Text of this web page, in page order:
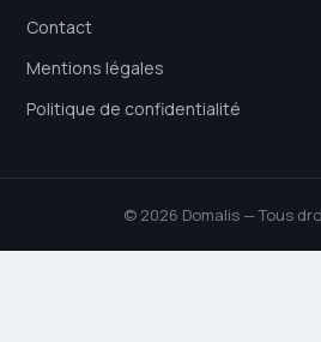
Contact
Mentions légales
Politique de confidentialité
© 2026 Domalis — Tous